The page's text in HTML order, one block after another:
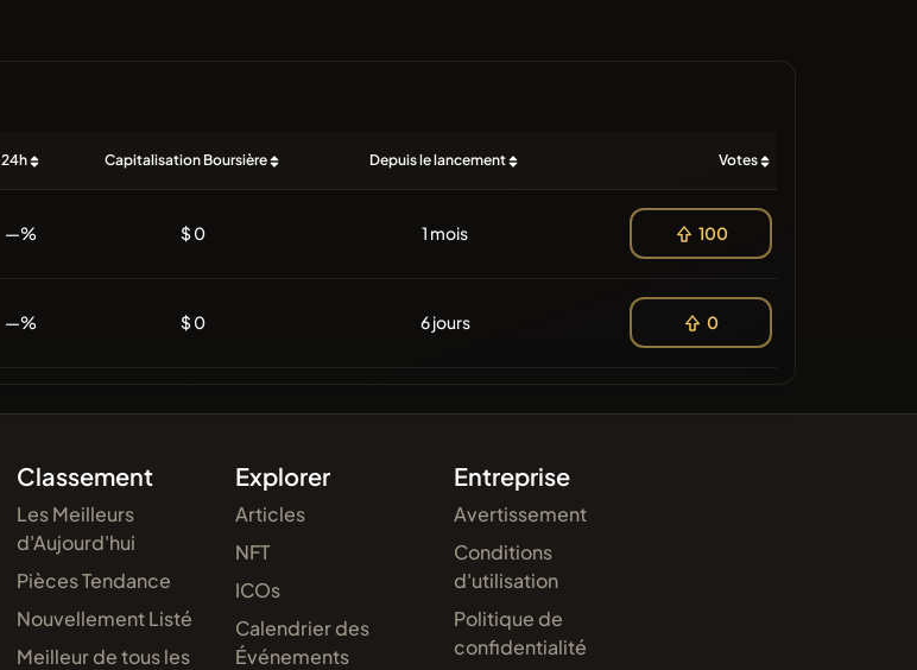
24h Capitalisation Boursière Depuis le lancement Votes
—% $ 0 1 mois 100
—% $ 0 6 jours 0
Classement
Les Meilleurs
d'Aujourd'hui
Pièces Tendance
Nouvellement Listé
Meilleur de tous les
Explorer
Articles
NFT
ICOs
Calendrier des
Événements
Entreprise
Avertissement
Conditions
d'utilisation
Politique de
confidentialité